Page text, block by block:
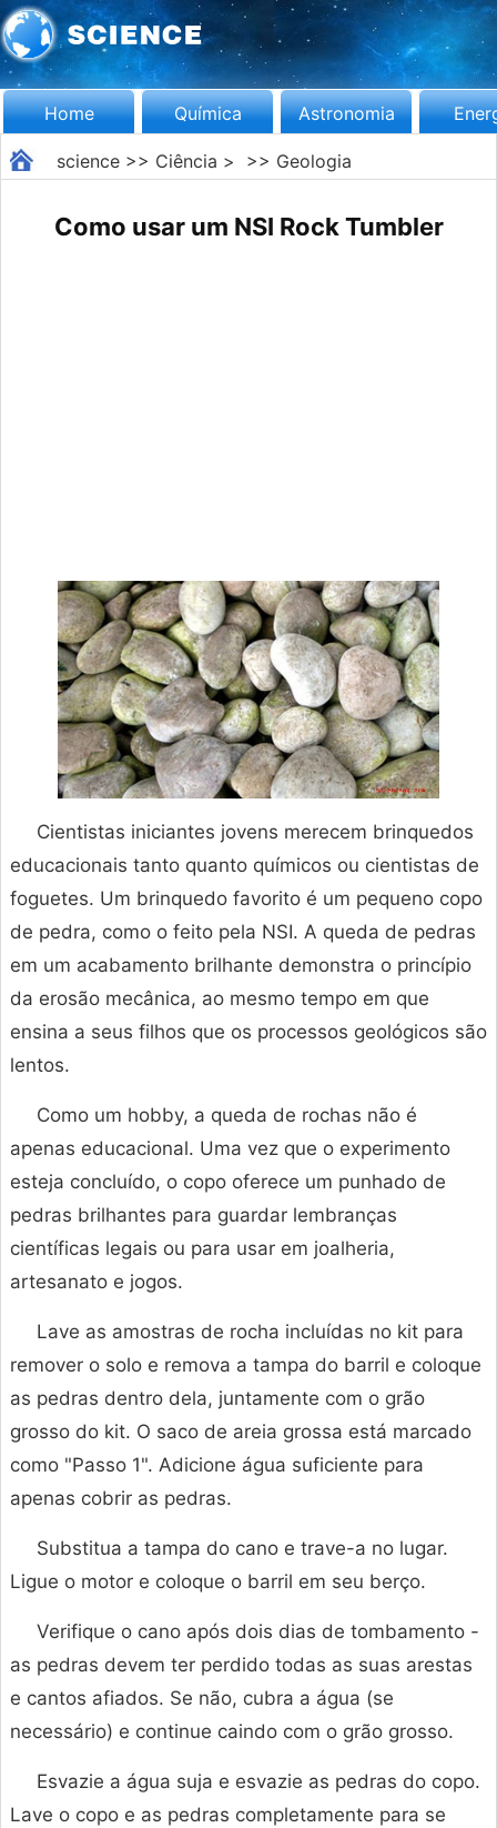
Home Química Astronomia
science>> Ciência > >> Geologia
Como usar um NSI Rock Tumbler
Cientistas iniciantes jovens merecem brinquedos
educacionais tanto quanto químicos ou cientistas de
foguetes. Um brinquedo favorito é um pequeno copo
de pedra, como o feito pela NSI. A queda de pedras
em um acabamento brilhante demonstra o princípio
da erosão mecânica, ao mesmo tempo em que
ensina a seus filhos que os processos geológicos são
lentos.
Como um hobby, a queda de rochas não é
apenas educacional. Uma vez que o experimento
esteja concluído, o copo oferece um punhado de
pedras brilhantes para guardar lembranças
científicas legais ou para usar em joalheria,
artesanato e jogos.
Lave as amostras de rocha incluídas no kit para
remover o solo e remova a tampa do barril e coloque
as pedras dentro dela, juntamente com o grão
grosso do kit. O saco de areia grossa está marcado
como "Passo 1". Adicione água suficiente para
apenas cobrir as pedras.
Substitua a tampa do cano e trave-a no lugar.
Ligue o motor e coloque o barril em seu berço.
Verifique o cano após dois dias de tombamento -
as pedras devem ter perdido todas as suas arestas
e cantos afiados. Se não, cubra a água (se
necessário) e continue caindo com o grão grosso.
Esvazie a água suja e esvazie as pedras do copo.
Lave o copo e as pedras completamente para se